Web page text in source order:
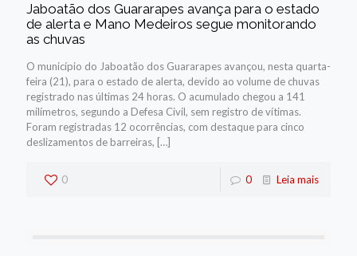
Jaboatão dos Guararapes avança para o estado
de alerta e Mano Medeiros segue monitorando
as chuvas
O município do Jaboatão dos Guararapes avançou, nesta quarta-
feira (21), para o estado de alerta, devido ao volume de chuvas
registrado nas últimas 24 horas. O acumulado chegou a 141
milímetros, segundo a Defesa Civil, sem registro de vítimas.
Foram registradas 12 ocorrências, com destaque para cinco
deslizamentos de barreiras, […]
0 0 Leia mais